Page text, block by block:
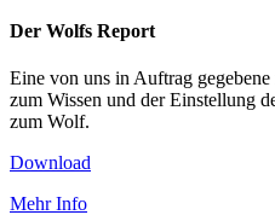
Der Wolfs Report
Eine von uns in Auftrag
zum Wissen und der Einstellung
zum Wolf.
Download
Mehr Info